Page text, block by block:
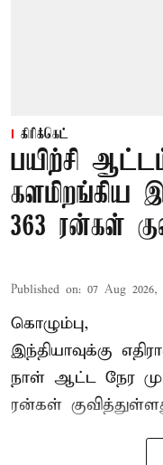
கிரிக்கெட்
பயிற்சி
களமிறங்கிய
363 ரன்கள்
Published on: 07 Aug 2026,
கொழும்பு,
இந்தியாவுக்கு
நாள் ஆட்ட நேர
ரன்கள்